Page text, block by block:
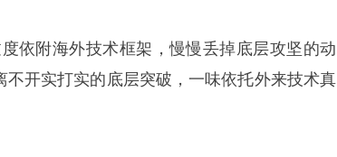
依附海外技术框架，慢慢丢掉底层攻坚的动
开实打实的底层突破，一味依托外来技术真